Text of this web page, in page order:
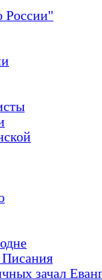
России"
Писания
зачал